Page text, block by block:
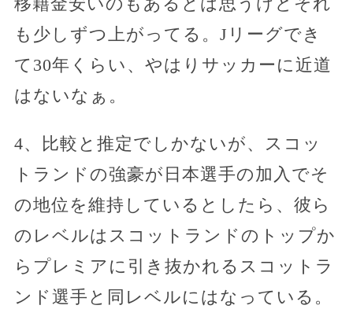
も少しずつ上がってる。Jリーグでき
て30年くらい、やはりサッカーに近道
はないなぁ。
4、比較と推定でしかないが、スコッ
トランドの強豪が日本選手の加入でそ
の地位を維持しているとしたら、彼ら
のレベルはスコットランドのトップか
らプレミアに引き抜かれるスコットラ
ンド選手と同レベルにはなっている。